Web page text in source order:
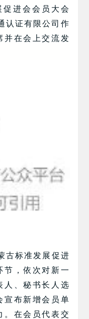
促进会会员大会
认证有限公司作
并在会上交流发
古标准发展促进
节，依次对新一
人、秘书长人选
宣布新增会员单
。在会员代表交